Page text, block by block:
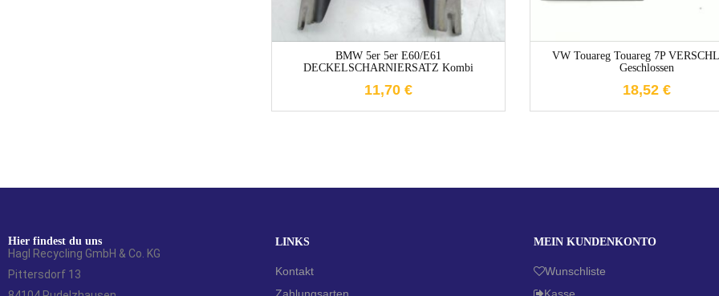
BMW 5er 5er E60/E61
DECKELSCHARNIERSATZ Kombi
11,70 €
VW Touareg Touareg 7P
Geschlossen
18,52 €
Hier findest du uns
Hagl Recycling GmbH & Co. KG
Pittersdorf 13
LINKS
Kontakt
MEIN KUNDENKONTO
Wunschliste